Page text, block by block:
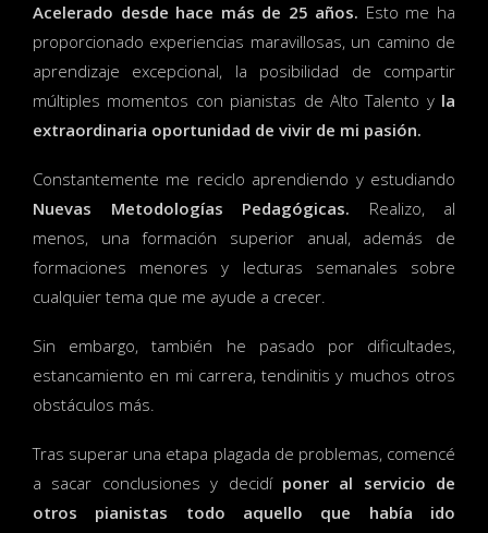
Acelerado desde hace más de 25 años. Esto me ha
proporcionado experiencias maravillosas, un camino de
aprendizaje excepcional, la posibilidad de compartir
múltiples momentos con pianistas de Alto Talento y la
extraordinaria oportunidad de vivir de mi pasión.
Constantemente me reciclo aprendiendo y estudiando
Nuevas Metodologías Pedagógicas. Realizo, al
menos, una formación superior anual, además de
formaciones menores y lecturas semanales sobre
cualquier tema que me ayude a crecer.
Sin embargo, también he pasado por dificultades,
estancamiento en mi carrera, tendinitis y muchos otros
obstáculos más.
Tras superar una etapa plagada de problemas, comencé
a sacar conclusiones y decidí poner al servicio de
otros pianistas todo aquello que había ido